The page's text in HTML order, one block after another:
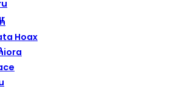
Hoax